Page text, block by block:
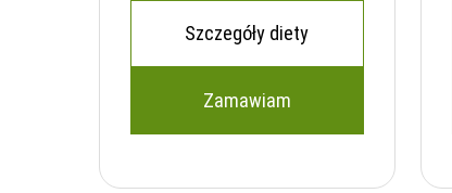
Szczegóły diety
Zamawiam